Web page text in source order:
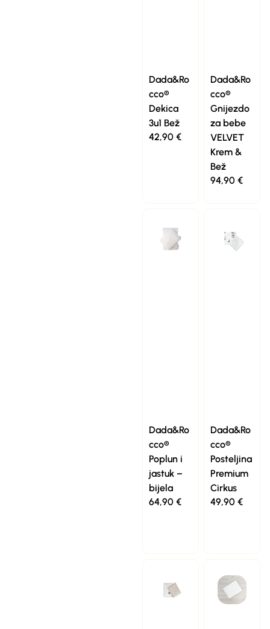
Dada&Ro
cco®
Dekica
3u1 Bež
42,90 €
Dada&Ro
cco®
Gnijezdo
za bebe
VELVET
Krem &
Bež
94,90 €
Dada&Ro
cco®
Poplun i
jastuk –
bijela
64,90 €
Dada&Ro
cco®
Posteljina
Premium
Cirkus
49,90 €